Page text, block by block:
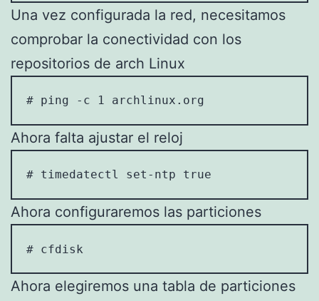
Una vez configurada la red, necesitamos
comprobar la conectividad con los
repositorios de arch Linux
# ping -c 1 archlinux.org
Ahora falta ajustar el reloj
# timedatectl set-ntp true
Ahora configuraremos las particiones
# cfdisk
Ahora elegiremos una tabla de particiones